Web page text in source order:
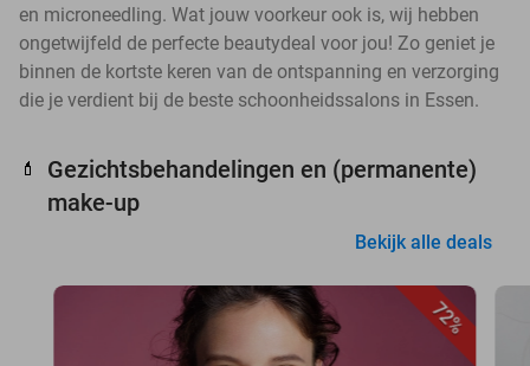
en microneedling. Wat jouw voorkeur ook is, wij hebben
ongetwijfeld de perfecte beautydeal voor jou! Zo geniet je
binnen de kortste keren van de ontspanning en verzorging
die je verdient bij de beste schoonheidssalons in Essen.
💄
Gezichtsbehandelingen en (permanente)
make-up
Bekijk alle deals
72%